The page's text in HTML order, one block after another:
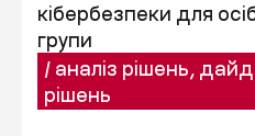
кібербезпеки для
групи
/ аналіз рішень,
рішень